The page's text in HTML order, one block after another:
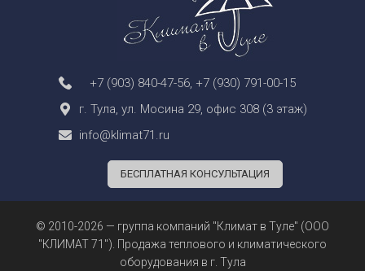
+7 (903) 840-47-56 +7 (930) 791-00-15
г. Тула, ул. Мосина 29, офис 308 (3 этаж)
info@klimat71.ru
БЕСПЛАТНАЯ КОНСУЛЬТАЦИЯ
© 2010-2026 — группа компаний "Климат в Туле" (ООО
"КЛИМАТ 71"). Продажа теплового и климатического
оборудования в г. Тула